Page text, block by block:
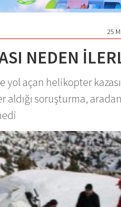
25
NEDEN
yol açan helikopter
soruşturma, aradan